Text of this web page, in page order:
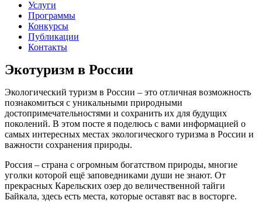
Услуги
Программы
Конкурсы
Публикации
Контакты
Экотуризм в России
Экологический туризм в России – это отличная возможность
познакомиться с уникальными природными
достопримечательностями и сохранить их для будущих
поколений. В этом посте я поделюсь с вами информацией о
самых интересных местах экологического туризма в России и
важности сохранения природы.
Россия – страна с огромным богатством природы, многие
уголки которой ещё заповедниками души не знают. От
прекрасных Карельских озер до величественной тайги
Байкала, здесь есть места, которые оставят вас в восторге.